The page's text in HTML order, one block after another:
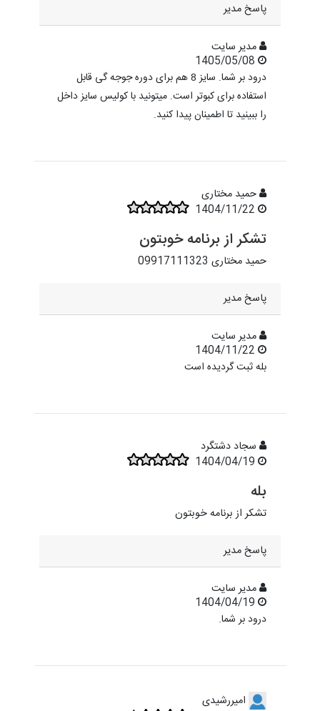
پاسخ مدیر
مدیر سایت
درود بر شما. سایز 8 هم برای دوره جوجه گی قابل
استفاده برای کبوتر است. میتونید با کولیس سایز داخل
را ببینید تا اطمینان پیدا کنید.
حمید مختاری
تشکر از برنامه خوبتون
حمید مختاری 09917111323
پاسخ مدیر
مدیر سایت
بله ثبت گردیده است
سجاد دشتگرد
بله
تشکر از برنامه خوبتون
پاسخ مدیر
مدیر سایت
درود بر شما.
امیررشیدی